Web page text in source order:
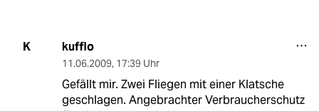
K kufflo
11.06.2009, 17:39 Uhr
Gefällt mir. Zwei Fliegen mit einer Klatsche
geschlagen. Angebrachter Verbraucherschutz